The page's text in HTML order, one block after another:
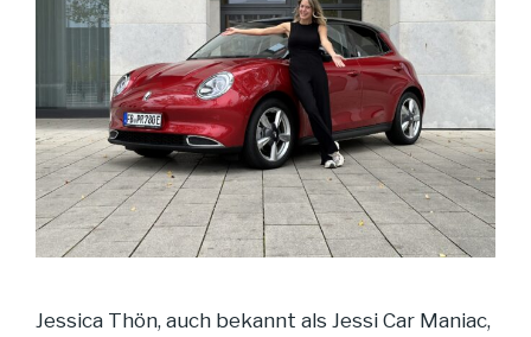
Jessica Thön, auch bekannt als Jessi Car Maniac,